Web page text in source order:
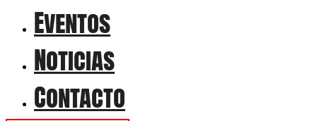
Eventos
Noticias
Contacto